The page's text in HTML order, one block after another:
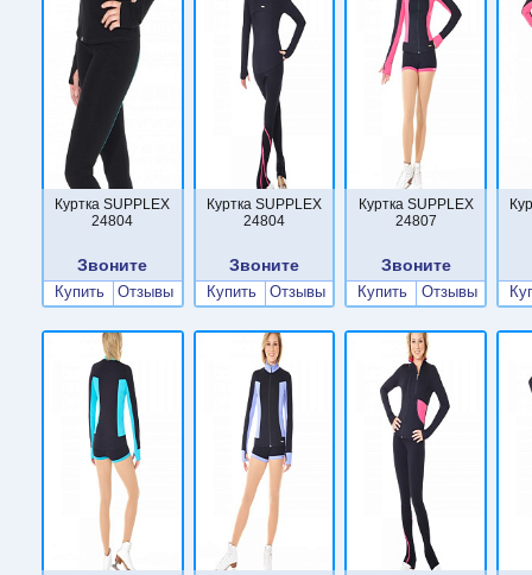
Куртка SUPPLEX
24804
Звоните
Купить Отзывы
Куртка SUPPLEX
24804
Звоните
Купить Отзывы
Куртка SUPPLEX
24807
Звоните
Купить Отзывы